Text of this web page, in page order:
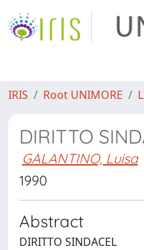
IRIS Root UNIMORE
DIRITTO
GALANTINO, Luisa
1990
Abstract
DIRITTO SINDACEL